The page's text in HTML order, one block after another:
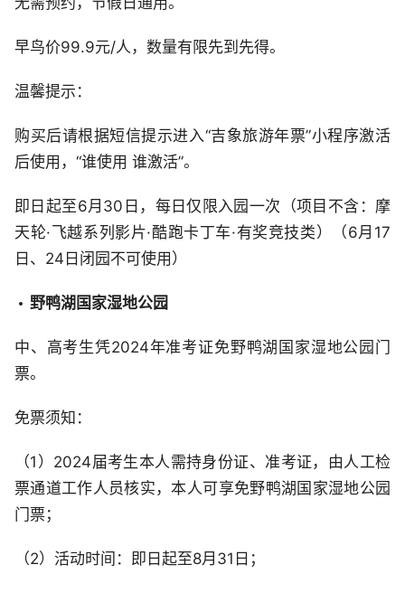
早鸟价99.9元/人，数量有限先到先得。
温馨提示：
购买后请根据短信提示进入“吉象旅游年票”小程序激活
后使用，“谁使用 谁激活”。
即日起至6月30日，每日仅限入园一次（项目不含：摩
天轮·飞越系列影片·酷跑卡丁车·有奖竞技类）（6月17
日、24日闭园不可使用）
野鸭湖国家湿地公园
中、高考生凭2024年准考证免野鸭湖国家湿地公园门
票。
免票须知：
（1）2024届考生本人需持身份证、准考证，由人工检
票通道工作人员核实，本人可享免野鸭湖国家湿地公园
门票；
（2）活动时间：即日起至8月31日；